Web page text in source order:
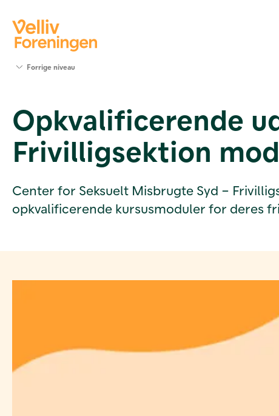
Værktøjer
og viden
Om Velliv
Foreningen
Forrige niveau
Opkvalificerende
Frivilligsektion
Center for Seksuelt Misbrugte Syd –
opkvalificerende kursusmoduler for deres